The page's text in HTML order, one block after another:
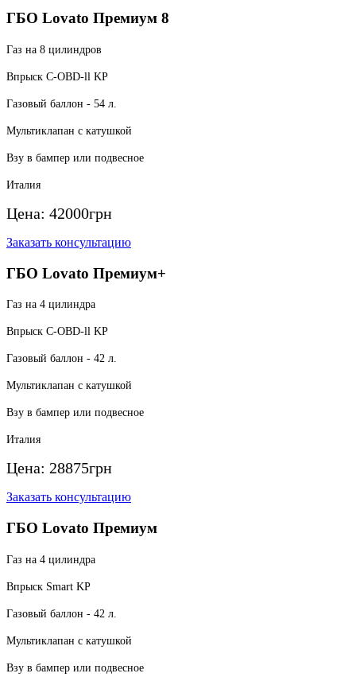
ГБО Lovato Премиум 8
Газ на 8 цилиндров
Впрыск C-OBD-ll KP
Газовый баллон - 54 л.
Мультиклапан с катушкой
Взу в бампер или подвесное
Италия
Цена: 42000грн
Заказать консультацию
ГБО Lovato Премиум+
Газ на 4 цилиндра
Впрыск C-OBD-ll KP
Газовый баллон - 42 л.
Мультиклапан с катушкой
Взу в бампер или подвесное
Италия
Цена: 28875грн
Заказать консультацию
ГБО Lovato Премиум
Газ на 4 цилиндра
Впрыск Smart KP
Газовый баллон - 42 л.
Мультиклапан с катушкой
Взу в бампер или подвесное